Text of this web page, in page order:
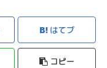
はてブ
コピー